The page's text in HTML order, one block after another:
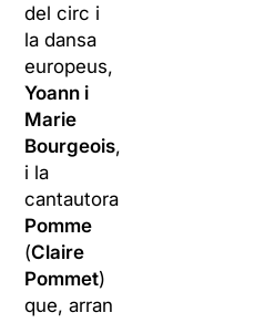
del circ i
la dansa
europeus,
Yoann i
Marie
Bourgeois,
i la
cantautora
Pomme
(Claire
Pommet)
que, arran